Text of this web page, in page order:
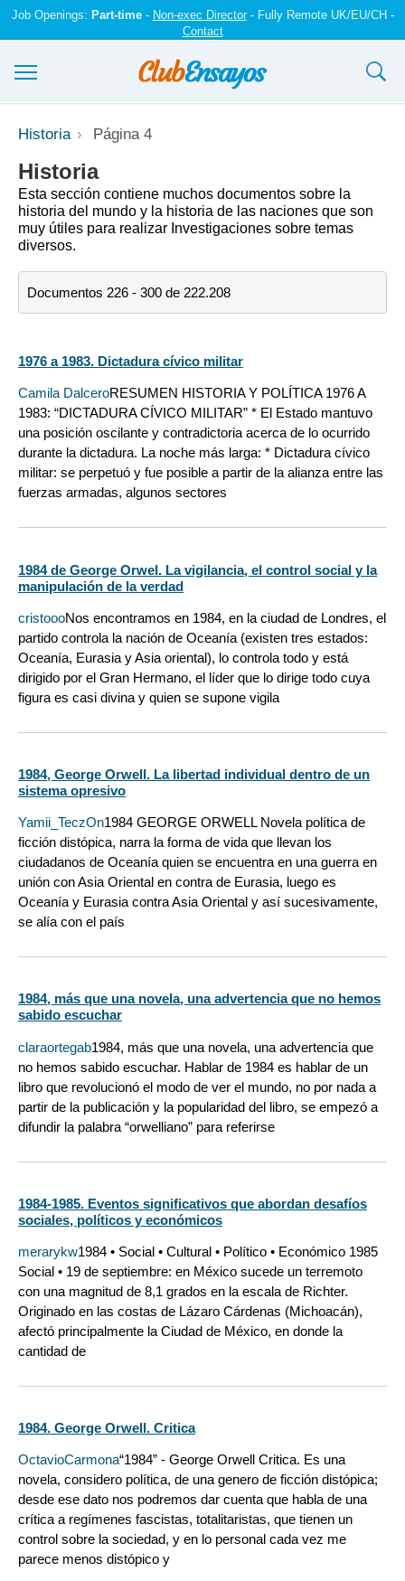
Job Openings: Part-time- Non-exec Director- Fully Remote UK/EU/CH -
Contact
Ensayos y trabajos
Registrarse
Iniciar sesión
Contáctenos
Historia Página 4
Historia
Esta sección contiene muchos documentos sobre la
historia del mundo y la historia de las naciones que son
muy útiles para realizar Investigaciones sobre temas
diversos.
Documentos 226 - 300 de 222.208
1976 a 1983. Dictadura cívico militar
Camila DalceroRESUMEN HISTORIA Y POLÍTICA 1976 A
1983: “DICTADURA CÍVICO MILITAR” * El Estado mantuvo
una posición oscilante y contradictoria acerca de lo ocurrido
durante la dictadura. La noche más larga: * Dictadura cívico
militar: se perpetuó y fue posible a partir de la alianza entre las
fuerzas armadas, algunos sectores
1984 de George Orwel. La vigilancia, el control social y la
manipulación de la verdad
cristoooNos encontramos en 1984, en la ciudad de Londres, el
partido controla la nación de Oceanía (existen tres estados:
Oceanía, Eurasia y Asia oriental), lo controla todo y está
dirigido por el Gran Hermano, el líder que lo dirige todo cuya
figura es casi divina y quien se supone vigila
1984, George Orwell. La libertad individual dentro de un
sistema opresivo
Yamii_TeczOn1984 GEORGE ORWELL Novela política de
ficción distópica, narra la forma de vida que llevan los
ciudadanos de Oceanía quien se encuentra en una guerra en
unión con Asia Oriental en contra de Eurasia, luego es
Oceanía y Eurasia contra Asia Oriental y así sucesivamente,
se alía con el país
1984, más que una novela, una advertencia que no hemos
sabido escuchar
claraortegab1984, más que una novela, una advertencia que
no hemos sabido escuchar. Hablar de 1984 es hablar de un
libro que revolucionó el modo de ver el mundo, no por nada a
partir de la publicación y la popularidad del libro, se empezó a
difundir la palabra “orwelliano” para referirse
1984-1985. Eventos significativos que abordan desafíos
sociales, políticos y económicos
merarykw1984 • Social • Cultural • Político • Económico 1985
Social • 19 de septiembre: en México sucede un terremoto
con una magnitud de 8,1 grados en la escala de Richter.
Originado en las costas de Lázaro Cárdenas (Michoacán),
afectó principalmente la Ciudad de México, en donde la
cantidad de
1984. George Orwell. Critica
OctavioCarmona“1984” - George Orwell Critica. Es una
novela, considero política, de una genero de ficción distópica;
desde ese dato nos podremos dar cuenta que habla de una
crítica a regímenes fascistas, totalitaristas, que tienen un
control sobre la sociedad, y en lo personal cada vez me
parece menos distópico y